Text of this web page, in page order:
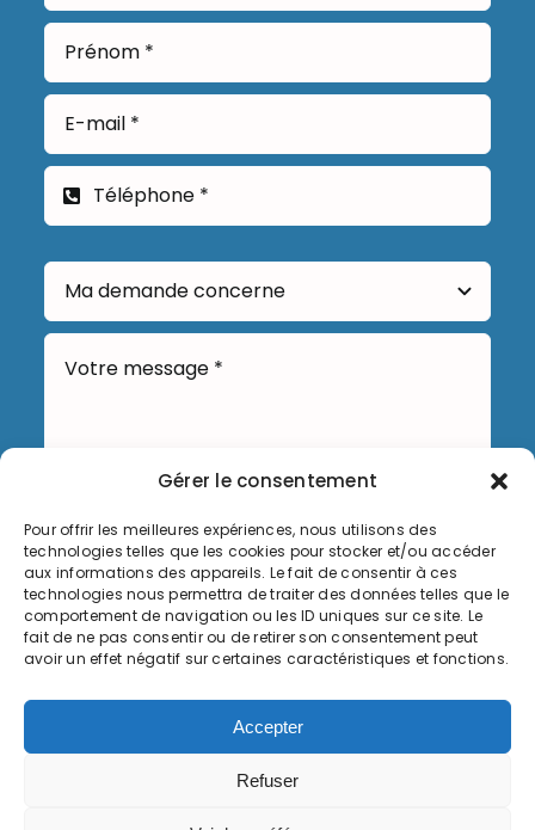
Gérer le consentement
Pour offrir les meilleures expériences, nous utilisons des
technologies telles que les cookies pour stocker et/ou accéder
aux informations des appareils. Le fait de consentir à ces
technologies nous permettra de traiter des données telles que le
comportement de navigation ou les ID uniques sur ce site. Le
fait de ne pas consentir ou de retirer son consentement peut
avoir un effet négatif sur certaines caractéristiques et fonctions.
Accepter
Refuser
Envoyer
Informations légales
Politique de cookies (UE)